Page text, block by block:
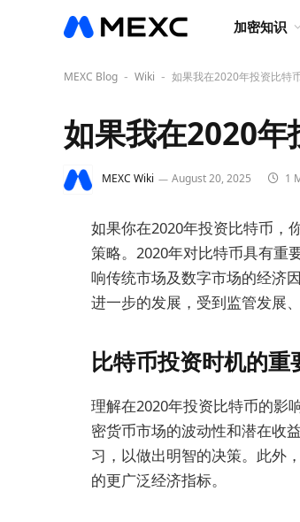
加密知识
MEXC Blog - Wiki - 如果我在2020年投资比特
如果我在2020年
MEXC Wiki August 20, 2025 1
如果你在2020年投资比特币，
策略。2020年对比特币具有重
响传统市场及数字市场的经济
进一步的发展，受到监管发展
比特币投资时机的重
理解在2020年投资比特币的影
密货币市场的波动性和潜在收
习，以做出明智的决策。此外
的更广泛经济指标。